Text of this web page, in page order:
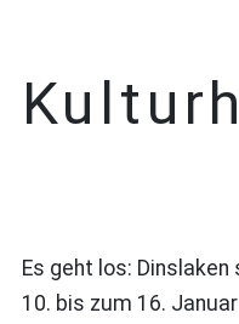
Es geht los:
10. bis zum 16.